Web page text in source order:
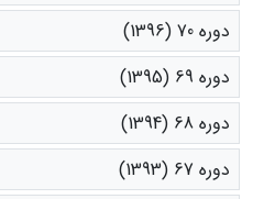
دوره 70 (1396)
دوره 69 (1395)
دوره 68 (1394)
دوره 67 (1393)